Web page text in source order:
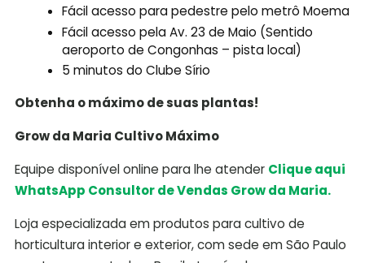
Fácil acesso para pedestre pelo metrô Moema
Fácil acesso pela Av. 23 de Maio (Sentido
aeroporto de Congonhas – pista local)
5 minutos do Clube Sírio
Obtenha o máximo de suas plantas!
Grow da Maria Cultivo Máximo
Equipe disponível online para lhe atender Clique aqui
WhatsApp Consultor de Vendas Grow da Maria.
Loja especializada em produtos para cultivo de
horticultura interior e exterior, com sede em São Paulo